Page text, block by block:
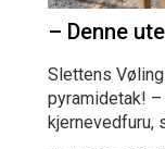
– Denne
Slettens
pyramidetak!
kjernevedfuru,